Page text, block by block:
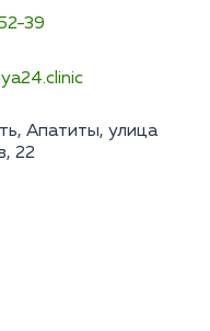
39
Апатиты, улица
22